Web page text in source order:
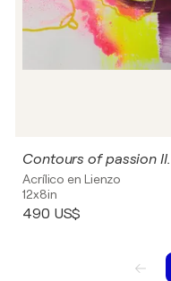
Contours of passion II.
Acrílico en Lienzo
12x8in
490 US$